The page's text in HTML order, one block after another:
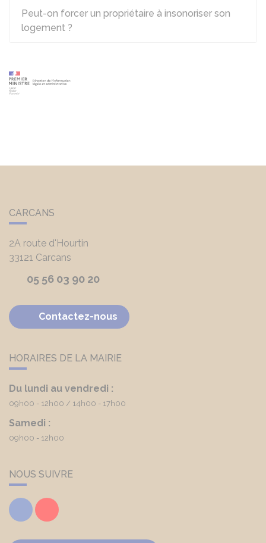
Peut-on forcer un propriétaire à insonoriser son
logement ?
CARCANS
2A route d'Hourtin
33121 Carcans
05 56 03 90 20
Contactez-nous
HORAIRES DE LA MAIRIE
Du lundi au vendredi :
09h00 - 12h00 14h00 - 17h00
Samedi :
09h00 - 12h00
NOUS SUIVRE
FacebookYoutube